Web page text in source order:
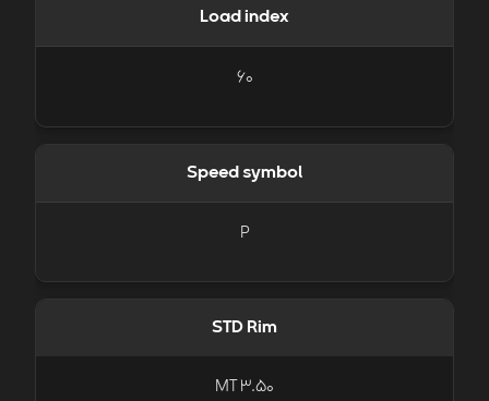
Load index
60
Speed symbol
P
STD Rim
MT 3.50